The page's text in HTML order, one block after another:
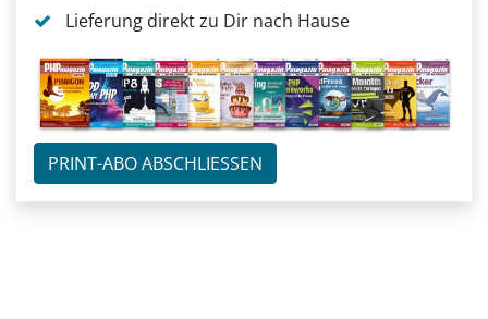
Lieferung direkt zu Dir nach Hause
PRINT-ABO ABSCHLIESSEN